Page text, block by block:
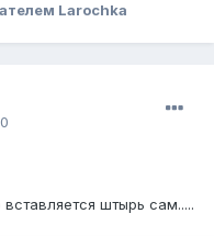
Larochka
штырь сам.....